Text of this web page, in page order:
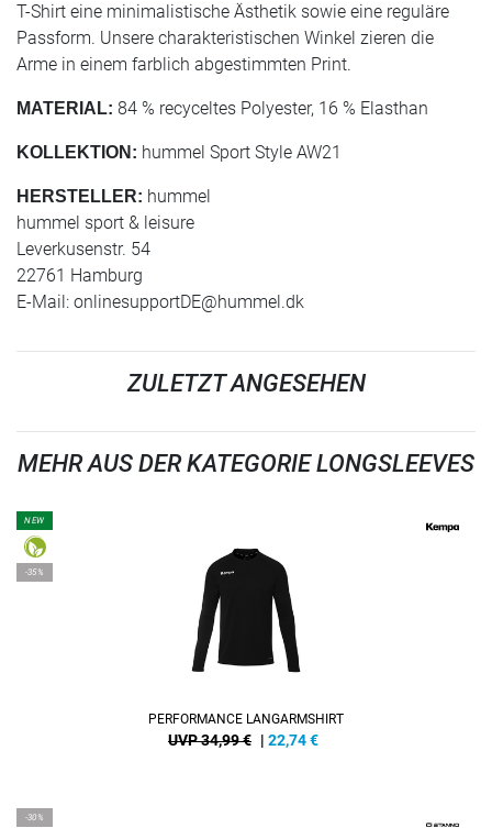
T-Shirt eine minimalistische Ästhetik sowie eine reguläre
Passform. Unsere charakteristischen Winkel zieren die
Arme in einem farblich abgestimmten Print.
MATERIAL: 84 % recyceltes Polyester, 16 % Elasthan
KOLLEKTION: hummel Sport Style AW21
HERSTELLER: hummel
hummel sport & leisure
Leverkusenstr. 54
22761 Hamburg
E-Mail: onlinesupportDE@hummel.dk
ZULETZT ANGESEHEN
MEHR AUS DER KATEGORIE LONGSLEEVES
NEW
-35%
PERFORMANCE LANGARMSHIRT
UVP 34,99 € | 22,74€
-30%